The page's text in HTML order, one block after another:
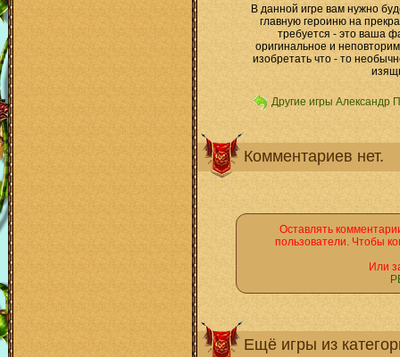
В данной игре вам нужно
главную героиню на
требуется - это ваша
оригинальное и
изобретать что - то
Другие игры Александр
Комментариев нет.
Оставлять
пользователи. Чтобы
Или
Ещё игры из